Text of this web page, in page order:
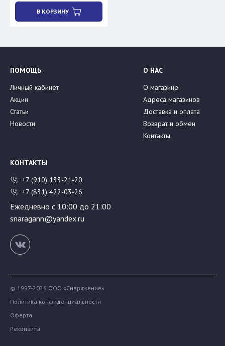
В КОРЗИНУ
ПОМОЩЬ
Личный кабинет
Акции
Статьи
Новости
О НАС
О магазине
Адреса магазинов
Доставка и оплата
Возврат и обмен
Контакты
КОНТАКТЫ
+7 (910) 133-21-20
+7 (831) 422-03-26
Ежедневно с 10:00 до 21:00
snaragann@yandex.ru
© 1997-2026 ООО «Снаряжение»
Политика конфиденциальности
Оферта
Реквизиты